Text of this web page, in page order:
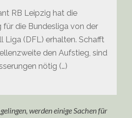
RB Leipzig hat die
für die Bundesliga von der
Liga (DFL) erhalten. Schafft
den Aufstieg, sind
nötig (…)
werden einige Sachen für